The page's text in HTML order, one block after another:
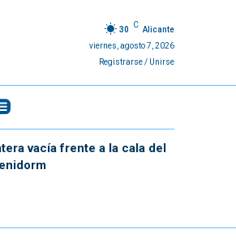
30
C
Alicante
viernes, agosto 7, 2026
Registrarse / Unirse
vacía frente a la cala del